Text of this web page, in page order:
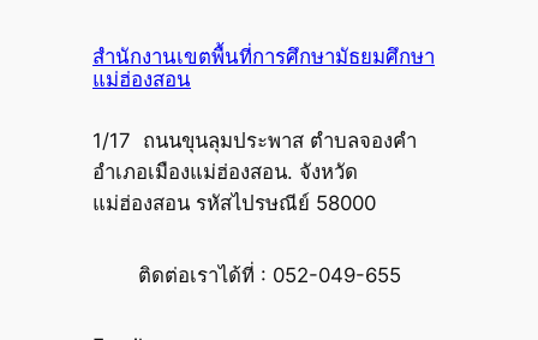
สำนักงานเขตพื้นที่การศึกษามัธยมศึกษา
แม่ฮ่องสอน
1/17 ถนนขุนลุมประพาส ตำบลจองคำ
อำเภอเมืองแม่ฮ่องสอน. จังหวัด
แม่ฮ่องสอน รหัสไปรษณีย์ 58000
ติดต่อเราได้ที่ : 052-049-655